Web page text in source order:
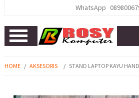
WhatsApp
Open
Menu
HOME / AKSESORIS / STAND LAPTOP KAYU